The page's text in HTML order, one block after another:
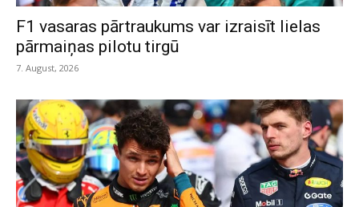
F1 vasaras pārtraukums var izraisīt lielas
pārmaiņas pilotu tirgū
7. August, 2026